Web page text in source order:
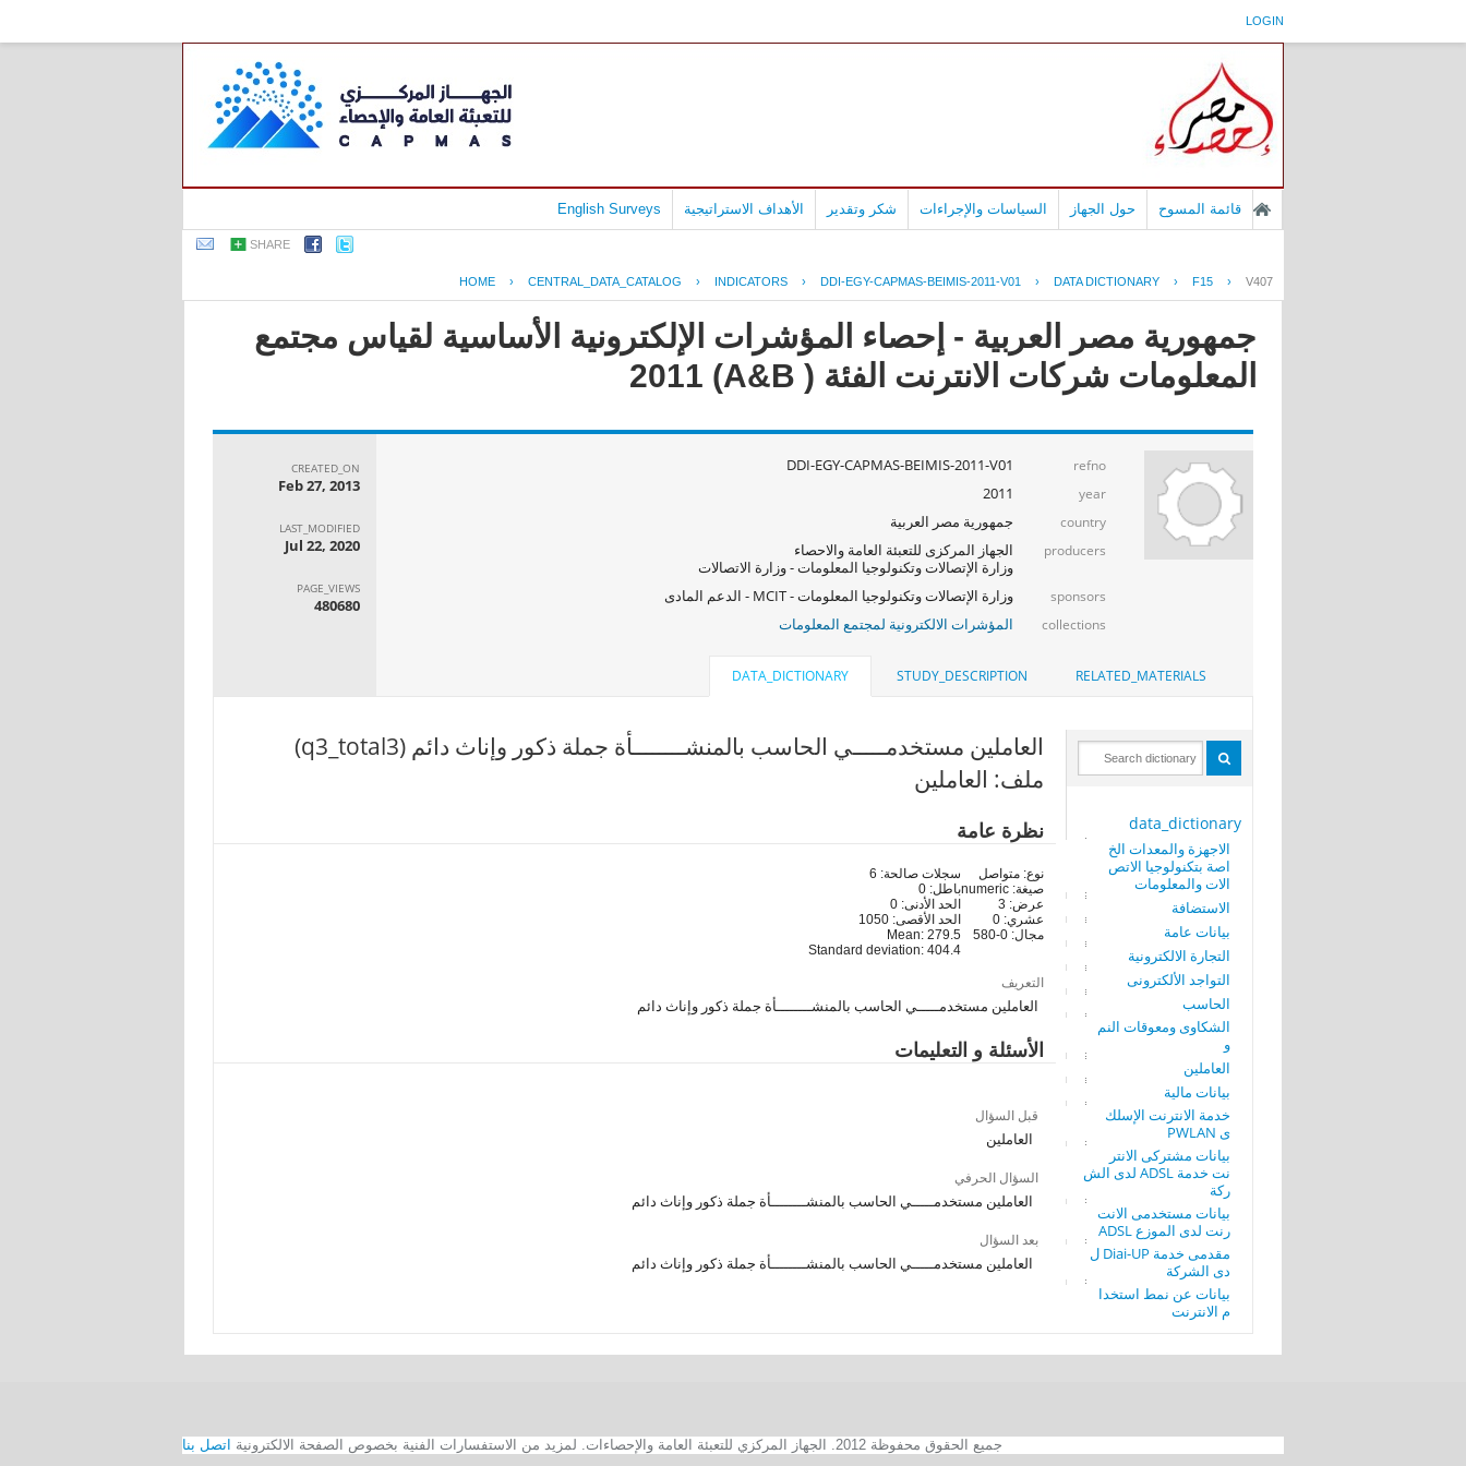
LOGIN
قائمة المسوح حول الجهاز السياسات والإجراءات شكر وتقدير الأهداف الاستراتيجية English Surveys
SHARE
HOME › CENTRAL_DATA_CATALOG › INDICATORS › DDI-EGY-CAPMAS-BEIMIS-2011-V01 › DATA DICTIONARY › F15 › V407
جمهورية مصر العربية - إحصاء المؤشرات الإلكترونية الأساسية لقياس مجتمع
المعلومات شركات الانترنت الفئة ( A&B) 2011
refno
DDI-EGY-CAPMAS-BEIMIS-2011-V01
year
2011
country جمهورية مصر العربية
producers
الجهاز المركزى للتعبئة العامة والاحصاء
وزارة الإتصالات وتكنولوجيا المعلومات - وزارة الاتصالات
sponsors وزارة الإتصالات وتكنولوجيا المعلومات - MCIT - الدعم المادى
collections المؤشرات الالكترونية لمجتمع المعلومات
CREATED_ON
Feb 27, 2013
LAST_MODIFIED
Jul 22, 2020
PAGE_VIEWS
480680
RELATED_MATERIALS
STUDY_DESCRIPTION
DATA_DICTIONARY
data_dictionary
الاجهزة والمعدات الخ
اصة بتكنولوجيا الاتص
الات والمعلومات
الاستضافة
بيانات عامة
التجارة الالكترونية
التواجد الألكترونى
الحاسب
الشكاوى ومعوقات النم
و
العاملين
بيانات مالية
خدمة الانترنت الإسلك
ى PWLAN
بيانات مشتركى الانتر
نت خدمة ADSL لدى الش
ركة
بيانات مستخدمى الانت
رنت لدى الموزع ADSL
مقدمى خدمة Diai-UP ل
دى الشركة
بيانات عن نمط استخدا
م الانترنت
العاملين مستخدمـــــي الحاسب بالمنشــــــــأة جملة ذكور وإناث دائم (q3_total3)
ملف: العاملين
نظرة عامة
نوع: متواصل
صيغة: numeric
عرض: 3
عشري: 0
مجال: 0-580
سجلات صالحة: 6
باطل: 0
الحد الأدنى: 0
الحد الأقصى: 1050
Mean: 279.5
Standard deviation: 404.4
التعريف
العاملين مستخدمـــــي الحاسب بالمنشــــــــأة جملة ذكور وإناث دائم
الأسئلة و التعليمات
قبل السؤال
العاملين
السؤال الحرفي
العاملين مستخدمـــــي الحاسب بالمنشــــــــأة جملة ذكور وإناث دائم
بعد السؤال
العاملين مستخدمـــــي الحاسب بالمنشــــــــأة جملة ذكور وإناث دائم
جميع الحقوق محفوظة 2012. الجهاز المركزي للتعبئة العامة والإحصاءات. لمزيد من الاستفسارات الفنية بخصوص الصفحة الالكترونية اتصل بنا